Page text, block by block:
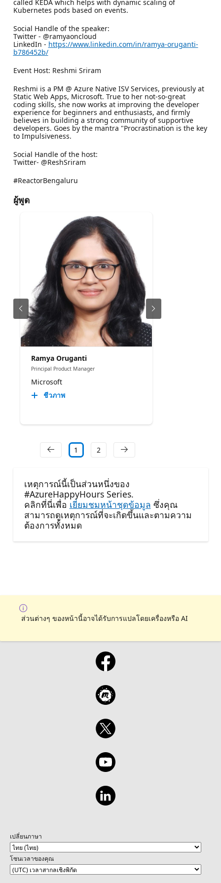
called KEDA which helps with dynamic scaling of
Kubernetes pods based on events.
Social Handle of the speaker:
Twitter - @ramyaoncloud
LinkedIn - https://www.linkedin.com/in/ramya-oruganti-
b786452b/
Event Host: Reshmi Sriram
Reshmi is a PM @ Azure Native ISV Services, previously at
Static Web Apps, Microsoft. True to her not-so-great
coding skills, she now works at improving the developer
experience for beginners and enthusiasts, and firmly
believes in building a strong community of supportive
developers. Goes by the mantra "Procrastination is the key
to Impulsiveness.
Social Handle of the host:
Twitter- @ReshSriram
#ReactorBengaluru
ผู้พูด
Ramya Oruganti
Principal Product Manager
Microsoft
ชีวภาพ
1 2
เหตุการณ์นี้เป็นส่วนหนึ่งของ
#AzureHappyHours Series.
คลิกที่นี่เพื่อ เยี่ยมชมหน้าชุดข้อมูล ซึ่งคุณ
สามารถดูเหตุการณ์ที่จะเกิดขึ้นและตามความ
ต้องการทั้งหมด
ส่วนต่างๆ ของหน้านี้อาจได้รับการแปลโดยเครื่องหรือ AI
เปลี่ยนภาษา
โซนเวลาของคุณ